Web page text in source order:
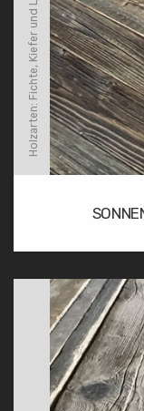
Holzarten: Fichte, Kiefer und Lärche